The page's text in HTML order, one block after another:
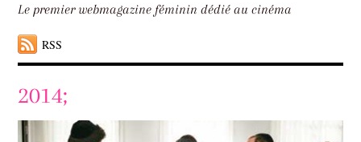
Le premier webmagazine féminin dédié au cinéma
RSS
2014;